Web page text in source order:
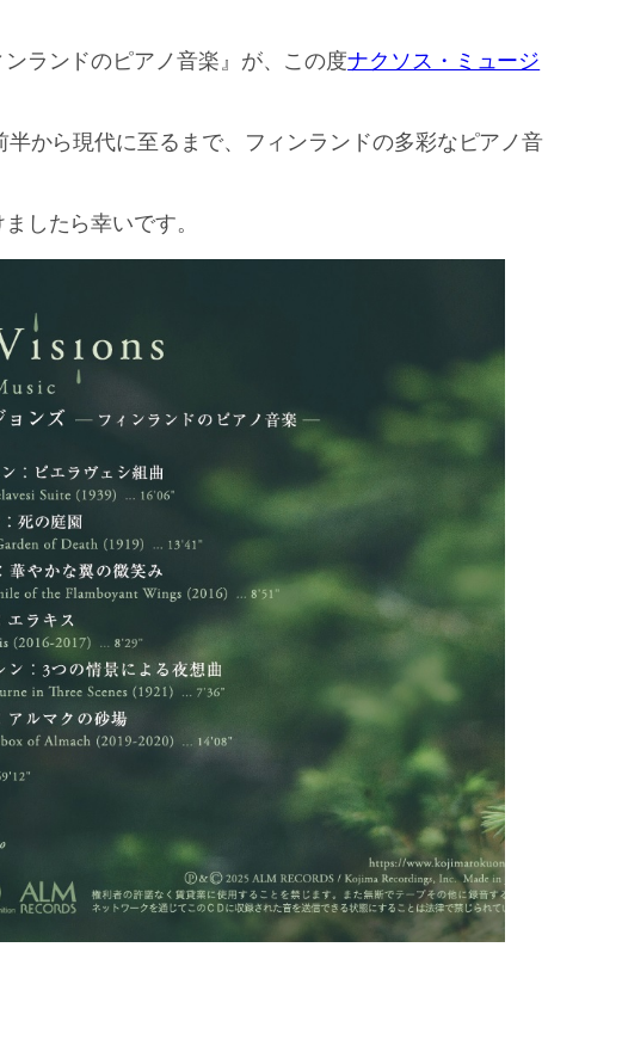
ランドのピアノ音楽』が、この度ナクソス・ミュージ
から現代に至るまで、フィンランドの多彩なピアノ音
したら幸いです。